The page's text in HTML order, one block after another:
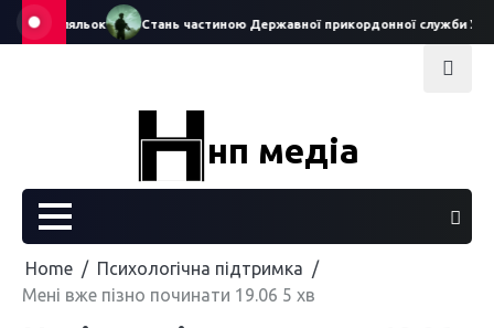
Skip
ляльок Стань частиною Державної прикордонної служби
нп медіа
Home
Психологічна підтримка
Мені вже пізно починати 19.06 5 хв